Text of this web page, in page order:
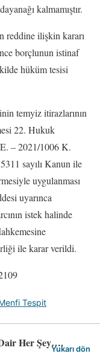
kalmamıştır.
reddine ilişkin kararı
borçlunun istinaf
hüküm tesisi
temyiz itirazlarının
22. Hukuk
– 2021/1006 K.
5311 sayılı Kanun ile
uygulanması
uyarınca
istek halinde
ile karar verildi.
Tespit
Her Şey….Yukarı dön